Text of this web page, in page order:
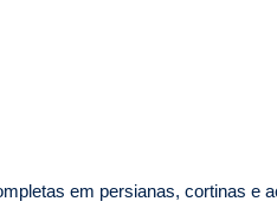
em persianas, cortinas e